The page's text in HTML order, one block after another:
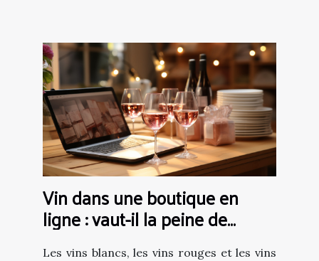
Vin dans une boutique en
ligne : vaut-il la peine de
commander du vin en ligne ?
Les vins blancs, les vins rouges et les vins